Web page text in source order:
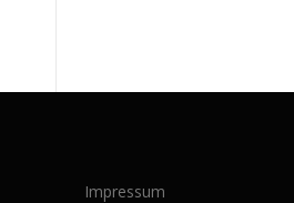
Impressum